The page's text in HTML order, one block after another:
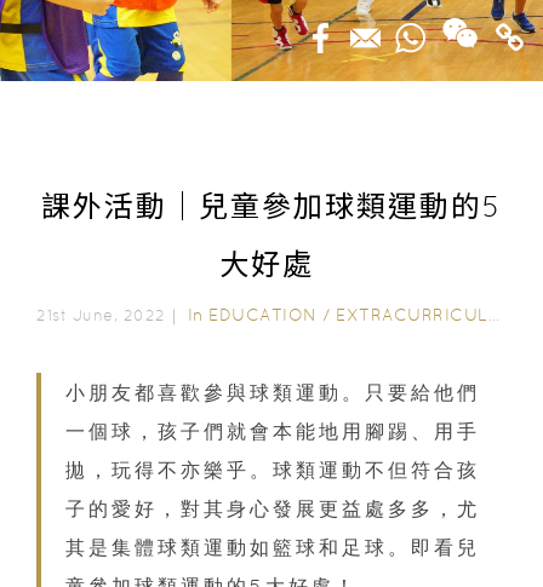
課外活動｜兒童參加球類運動的5
大好處
21st June, 2022｜ In EDUCATION / EXTRACURRICULAR ACTIVITIES
小朋友都喜歡參與球類運動。只要給他們
一個球，孩子們就會本能地用腳踢、用手
拋，玩得不亦樂乎。球類運動不但符合孩
子的愛好，對其身心發展更益處多多，尤
其是集體球類運動如籃球和足球。即看兒